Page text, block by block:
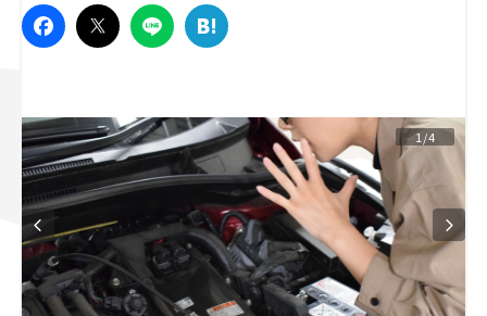
1/4
Campaign
人気のハッシュタグ